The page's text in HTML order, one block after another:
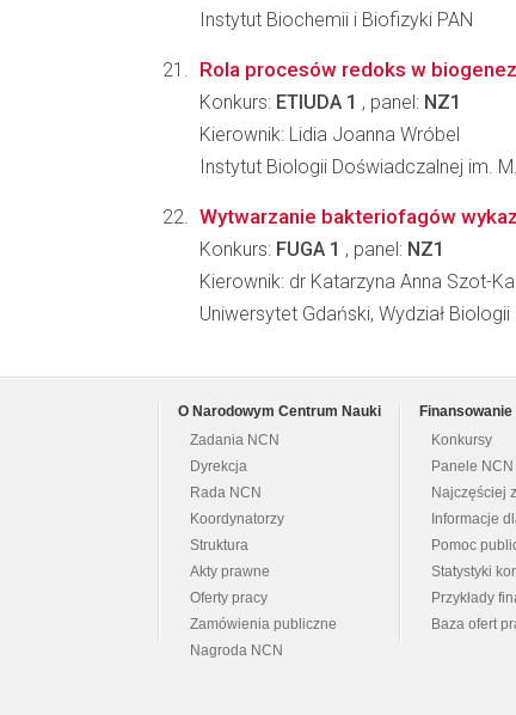
Instytut Biochemii i Biofizyki PAN
Rola procesów redoks w
Konkurs: ETIUDA 1 , panel: NZ1
Kierownik: Lidia Joanna Wróbel
Instytut Biologii Doświadczalnej im.
Wytwarzanie bakteriofagów
Konkurs: FUGA 1 , panel: NZ1
Kierownik: dr Katarzyna Anna Szot-
Uniwersytet Gdański, Wydział Biologii
O Narodowym Centrum Nauki
Zadania NCN
Dyrekcja
Rada NCN
Koordynatorzy
Struktura
Akty prawne
Oferty pracy
Zamówienia publiczne
Nagroda NCN
Konkursy
Panele NCN
Najczęściej
Informacje
Pomoc
Statystyki
Przykłady
Baza ofert